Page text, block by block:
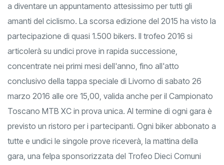
gara ha riscosso una sempre più massiccia adesione fino
a diventare un appuntamento attesissimo per tutti gli
amanti del ciclismo. La scorsa edizione del 2015 ha visto la
partecipazione di quasi 1.500 bikers. Il trofeo 2016 si
articolerà su undici prove in rapida successione,
concentrate nei primi mesi dell'anno, fino all'atto
conclusivo della tappa speciale di Livorno di sabato 26
marzo 2016 alle ore 15,00, valida anche per il Campionato
Toscano MTB XC in prova unica. Al termine di ogni gara è
previsto un ristoro per i partecipanti. Ogni biker abbonato a
tutte e undici le singole prove riceverà, la mattina della